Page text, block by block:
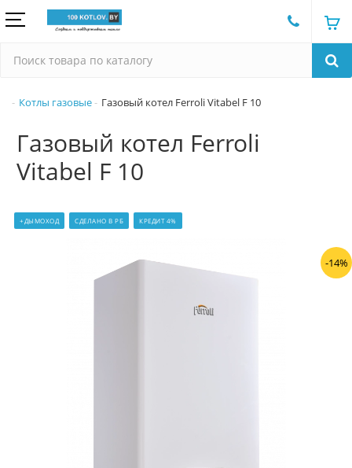
Котлы газовые Газовый котел Ferroli Vitabel F 10
Газовый котел Ferroli
Vitabel F 10
-14%
+ДЫМОХОД СДЕЛАНО В РБ КРЕДИТ 4%